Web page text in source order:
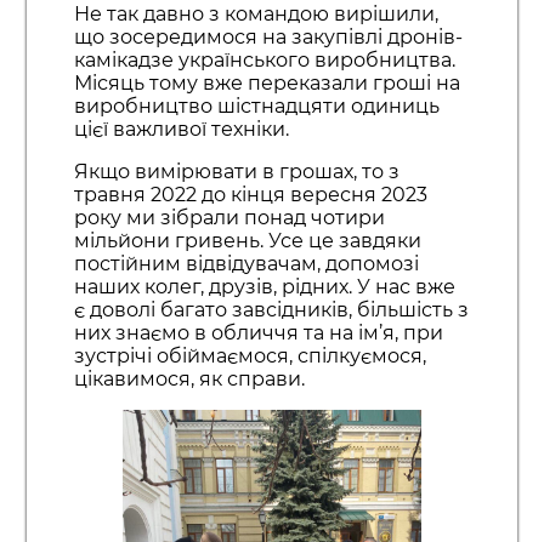
Не так давно з командою вирішили,
що зосередимося на закупівлі дронів-
камікадзе українського виробництва.
Місяць тому вже переказали гроші на
виробництво шістнадцяти одиниць
цієї важливої техніки.
Якщо вимірювати в грошах, то з
травня 2022 до кінця вересня 2023
року ми зібрали понад чотири
мільйони гривень. Усе це завдяки
постійним відвідувачам, допомозі
наших колег, друзів, рідних. У нас вже
є доволі багато завсідників, більшість з
них знаємо в обличчя та на ім’я, при
зустрічі обіймаємося, спілкуємося,
цікавимося, як справи.